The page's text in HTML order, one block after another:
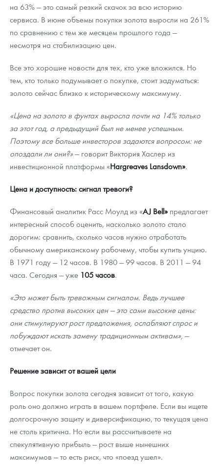
на 63% — это самый резкий скачок за всю историю
сервиса. В июне объемы покупки золота выросли на 261%
по сравнению с тем же месяцем прошлого года —
несмотря на стабилизацию цен.
Все это хорошие новости для тех, кто уже вложился. Но
тем, кто только подумывает о покупке, стоит задуматься:
золото сейчас близко к историческому максимуму.
«Цена на золото в фунтах выросла почти на 14% только
за этот год, а предыдущий был не менее успешным.
Поэтому все больше инвесторов задаются вопросом: не
опоздали ли они?»— говорит Виктория Хаслер из
инвестиционной платформы «Hargreaves Lansdown».
Цена и доступность: сигнал тревоги?
Финансовый аналитик Расс Моулд из «AJ Bell»предлагает
интересный способ оценить, насколько золото стало
дорогим: сравнить, сколько часов нужно отработать
обычному американскому рабочему, чтобы купить унцию.
В 1971 году — 12 часов. В 1980 — 99 часов. В 2011 — 94
часа. Сегодня — уже 105 часов.
«Это может быть тревожным сигналом. Ведь лучшее
средство против высоких цен — это сами высокие цены:
они стимулируют рост предложения, ослабляют спрос и
побуждают искать замену традиционным активам», —
отмечает он.
Решение зависит от вашей цели
Вопрос покупки золота сегодня зависит от того, какую
роль оно должно играть в вашем портфеле. Если вы ищете
долгосрочную защиту и диверсификацию, то текущая цена
не столь критична. Но если вы рассчитываете на
спекулятивную прибыль — рост выше нынешних
максимумов — то есть риск, что «поезд ушел».